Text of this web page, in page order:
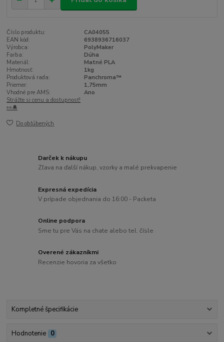
Číslo produktu:
CA04055
EAN kód:
6938936716037
Výrobca:
PolyMaker
Farba:
Dúha
Materiál:
Matné PLA
Hmotnosť:
1kg
Produktová rada:
Panchroma™
Priemer:
1,75mm
Vhodné pre AMS:
Ano
Strážte si cenu a dostupnosť!
👀🔔
Do obľúbených
Darček k nákupu
Zľava na ďalší nákup, vzorky a malé prekvapenie
Expresná expedícia
V prípade objednania do 16:00 - Packeta
Online podpora
Sme tu pre Vás na chate alebo tel. čísle
Overené zákazníkmi
Recenzie hovoria za všetko
Kompletné špecifikácie
Hodnotenie 0